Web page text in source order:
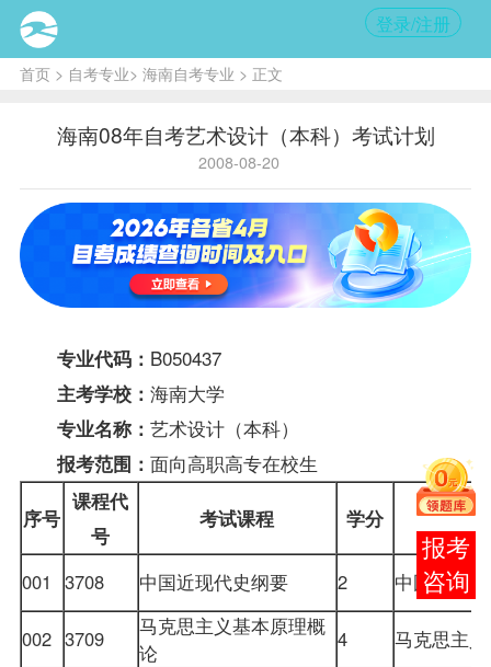
登录/注册
首页> 自考专业> 海南自考专业 > 正文
海南08年自考艺术设计（本科）考试计划
2008-08-20
专业代码： B050437
主考学校： 海南大学
专业名称： 艺术设计（本科）
报考范围： 面向高职高专在校生
序号
课程代
号
考试课程 学分
001 3708 中国近现代史纲要 2 中国近现
002 3709
马克思主义基本原理概
论
4 马克思主
报考
咨询